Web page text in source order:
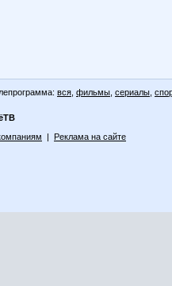
вся фильмы сериалы
| Реклама на сайте